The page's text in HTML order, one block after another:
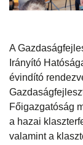
A
Irányító
évindító
Főigazgatóság
a hazai
valamint a